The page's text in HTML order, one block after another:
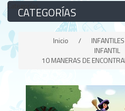
Categorías
Inicio /
INFANTIL
10 MANERAS DE